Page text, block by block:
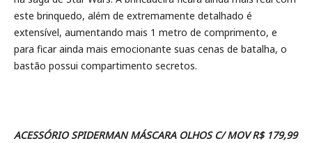
este brinquedo, além de extremamente detalhado é
extensível, aumentando mais 1 metro de comprimento, e
para ficar ainda mais emocionante suas cenas de batalha, o
bastão possui compartimento secretos.
ACESSÓRIO SPIDERMAN MÁSCARA OLHOS C/ MOV R$ 179,99